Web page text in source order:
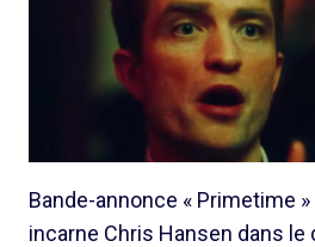
Bande-annonce « Primetime
incarne Chris Hansen dans le